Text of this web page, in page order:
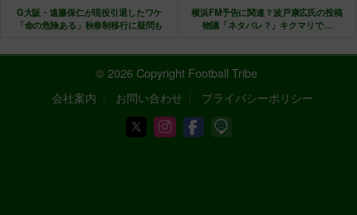
G大阪・遠藤保仁が現役引退したワケ
「命の危険ある」秋春制移行に疑問も
横浜FM予告に関連？波戸康広氏の投稿
物議「ネタバレ？」キクマリで…
© 2026 Copyright Football Tribe
会社案内
お問い合わせ プライバシーポリシー